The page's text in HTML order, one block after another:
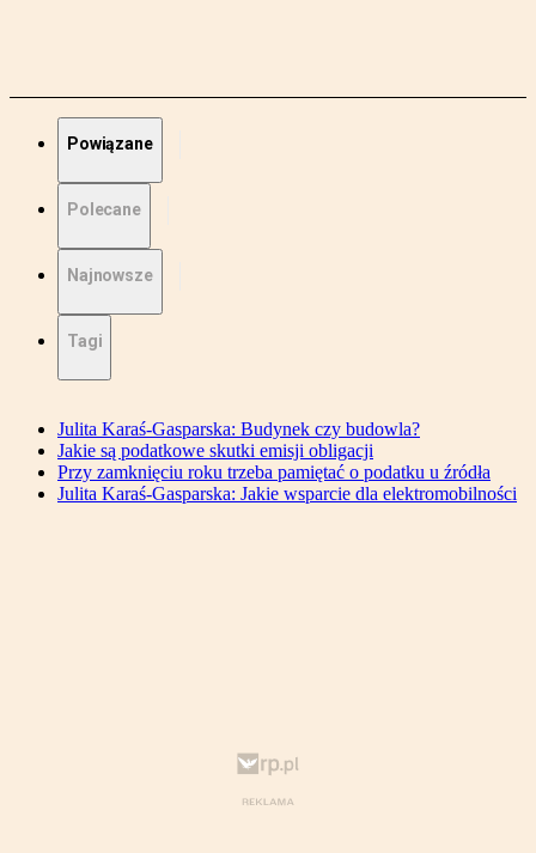
Powiązane
Polecane
Najnowsze
Tagi
Julita Karaś-Gasparska: Budynek czy budowla?
Jakie są podatkowe skutki emisji obligacji
Przy zamknięciu roku trzeba pamiętać o podatku u źródła
Julita Karaś-Gasparska: Jakie wsparcie dla elektromobilności